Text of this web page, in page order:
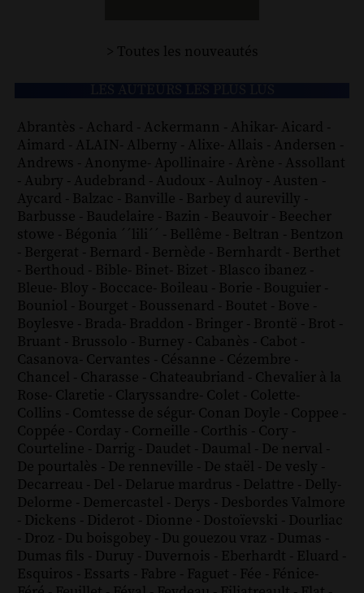
> Toutes les nouveautés
Abrantès - Achard - Ackermann - Ahikar- Aicard -
Aimard - ALAIN- Alberny - Alixe- Allais - Andersen -
Andrews - Anonyme- Apollinaire - Arène - Assollant
- Aubry - Audebrand - Audoux - Aulnoy - Austen -
Aycard - Balzac - Banville - Barbey d aurevilly -
Barbusse - Baudelaire - Bazin - Beauvoir - Beecher
stowe - Bégonia ´´lili´´ - Bellême - Beltran - Bentzon
- Bergerat - Bernard - Bernède - Bernhardt - Berthet
- Berthoud - Bible- Binet- Bizet - Blasco ibanez -
Bleue- Bloy - Boccace- Boileau - Borie - Bouguier -
Bouniol - Bourget - Boussenard - Boutet - Bove -
Boylesve - Brada- Braddon - Bringer - Brontë - Brot -
Bruant - Brussolo - Burney - Cabanès - Cabot -
Casanova- Cervantes - Césanne - Cézembre -
Chancel - Charasse - Chateaubriand - Chevalier à la
Rose- Claretie - Claryssandre- Colet - Colette-
Collins - Comtesse de ségur- Conan Doyle - Coppee -
Coppée - Corday - Corneille - Corthis - Cory -
Courteline - Darrig - Daudet - Daumal - De nerval -
De pourtalès - De renneville - De staël - De vesly -
Decarreau - Del - Delarue mardrus - Delattre - Delly-
Delorme - Demercastel - Derys - Desbordes Valmore
- Dickens - Diderot - Dionne - Dostoïevski - Dourliac
- Droz - Du boisgobey - Du gouezou vraz - Dumas -
Dumas fils - Duruy - Duvernois - Eberhardt - Eluard -
Esquiros - Essarts - Fabre - Faguet - Fée - Fénice-